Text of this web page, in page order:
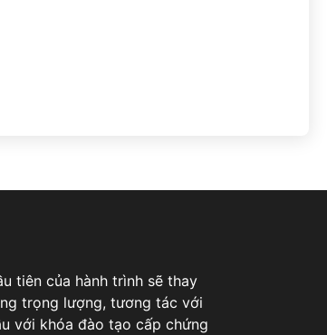
tiên của hành trình sẽ thay
trọng lượng, tương tác với
với khóa đào tạo cấp chứng